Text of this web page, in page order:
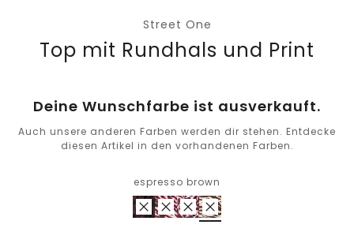
Street One
Top mit Rundhals und Print
Deine Wunschfarbe ist ausverkauft.
Auch unsere anderen Farben werden dir stehen. Entdecke
diesen Artikel in den vorhandenen Farben.
espresso brown